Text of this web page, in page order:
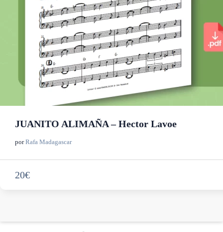
JUANITO ALIMAÑA – Hector Lavoe
porRafa Madagascar
20€